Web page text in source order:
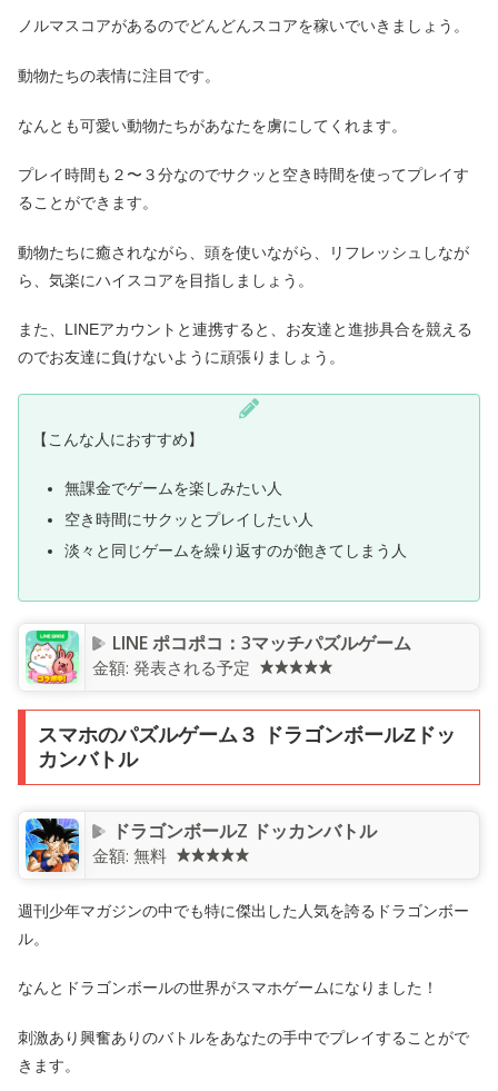
ノルマスコアがあるのでどんどんスコアを稼いでいきましょう。
動物たちの表情に注目です。
なんとも可愛い動物たちがあなたを虜にしてくれます。
プレイ時間も２〜３分なのでサクッと空き時間を使ってプレイす
ることができます。
動物たちに癒されながら、頭を使いながら、リフレッシュしなが
ら、気楽にハイスコアを目指しましょう。
また、LINEアカウントと連携すると、お友達と進捗具合を競える
のでお友達に負けないように頑張りましょう。
【こんな人におすすめ】
無課金でゲームを楽しみたい人
空き時間にサクッとプレイしたい人
淡々と同じゲームを繰り返すのが飽きてしまう人
LINE ポコポコ：3マッチパズルゲーム
金額: 発表される予定
スマホのパズルゲーム３ ドラゴンボールZドッ
カンバトル
ドラゴンボールZ ドッカンバトル
金額: 無料
週刊少年マガジンの中でも特に傑出した人気を誇るドラゴンボー
ル。
なんとドラゴンボールの世界がスマホゲームになりました！
刺激あり興奮ありのバトルをあなたの手中でプレイすることがで
きます。